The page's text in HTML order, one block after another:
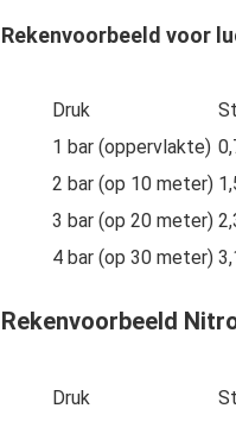
Rekenvoorbeeld voor
Druk
1 bar (oppervlakte)
2 bar (op 10 meter)
3 bar (op 20 meter)
4 bar (op 30 meter)
Rekenvoorbeeld
Druk